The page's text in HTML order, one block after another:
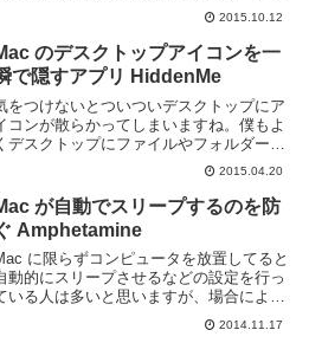
2015.10.12
のデスクトップアイコンを一
で隠すアプリ HiddenMe
をつけないとついついデスクトップにア
コンが散らかってしまいますね。僕もよ
デスクトップにファイルやフォルダーを
作成しています。会社勤めの場合、クリー
ンデスクトップなどと言い、パソコンのデ
クトップも綺麗にしないといけないと言
れるかもし...
2015.04.20
が自動でスリープするのを防
Amphetamine
に限らずコンピュータを放置してると
動的にスリープさせるなどの設定を行っ
いる人は多いと思いますが、場合によっ
ては常に起動しっぱなしにしておきたい場
合もあります。このような目的の場合、よ
2014.11.17